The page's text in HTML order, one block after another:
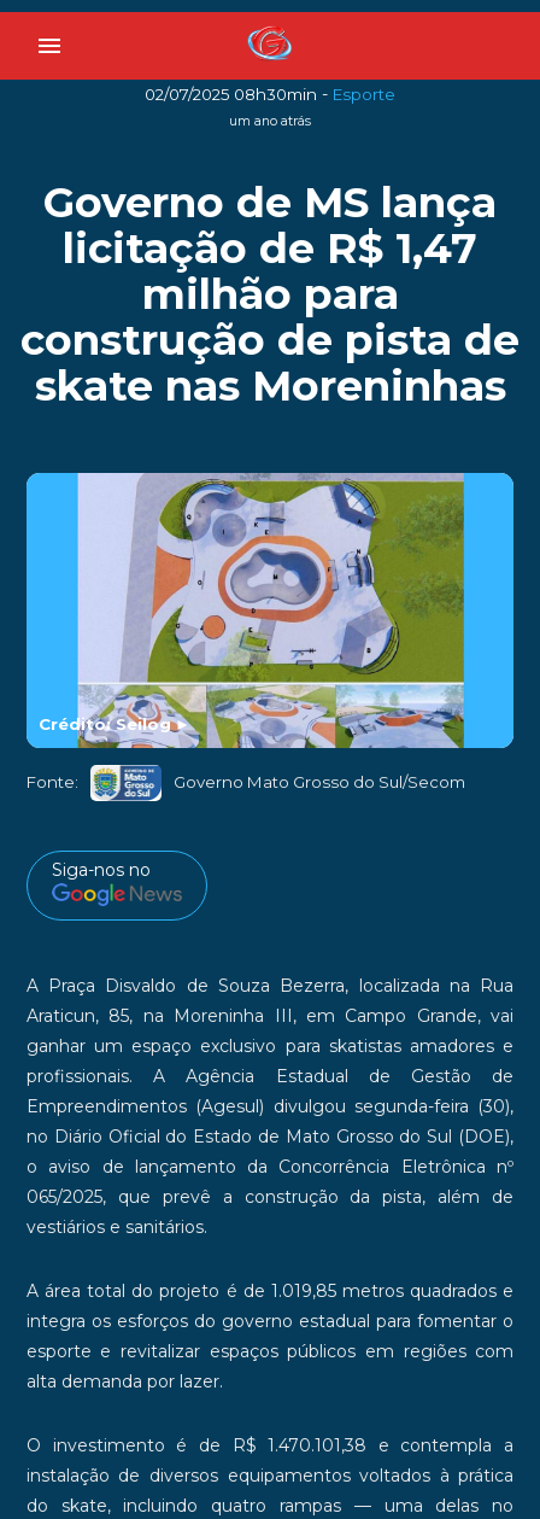
menu
02/07/2025 08h30min - Esporte
um ano atrás
Governo de MS lança
licitação de R$ 1,47
milhão para
construção de pista de
skate nas Moreninhas
Crédito: Seilog►
Fonte: Governo Mato Grosso do Sul/Secom
Siga-nos no
A Praça Disvaldo de Souza Bezerra, localizada na Rua
Araticun, 85, na Moreninha III, em Campo Grande, vai
ganhar um espaço exclusivo para skatistas amadores e
profissionais. A Agência Estadual de Gestão de
Empreendimentos (Agesul) divulgou segunda-feira (30),
no Diário Oficial do Estado de Mato Grosso do Sul (DOE),
o aviso de lançamento da Concorrência Eletrônica nº
065/2025, que prevê a construção da pista, além de
vestiários e sanitários.
A área total do projeto é de 1.019,85 metros quadrados e
integra os esforços do governo estadual para fomentar o
esporte e revitalizar espaços públicos em regiões com
alta demanda por lazer.
O investimento é de R$ 1.470.101,38 e contempla a
instalação de diversos equipamentos voltados à prática
do skate, incluindo quatro rampas — uma delas no